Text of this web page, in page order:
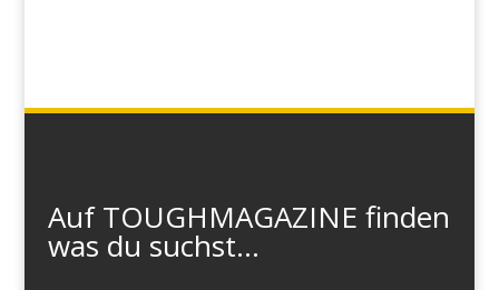
Auf TOUGHMAGAZINE finden
was du suchst...